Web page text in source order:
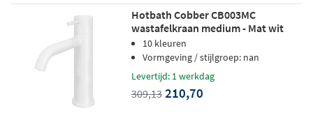
Hotbath Cobber CB003MC
wastafelkraan medium - Mat wit
10 kleuren
Vormgeving / stijlgroep: nan
Levertijd: 1 werkdag
309,13 210,70